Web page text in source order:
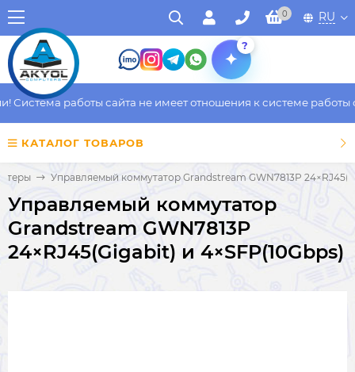
0 RU
?
работы сайта не имеет отношения к системе работы
КАТАЛОГ ТОВАРОВ
Управляемый коммутатор Grandstream GWN7813P
Управляемый коммутатор
Grandstream GWN7813P
24×RJ45(Gigabit) и 4×SFP(10Gbps)